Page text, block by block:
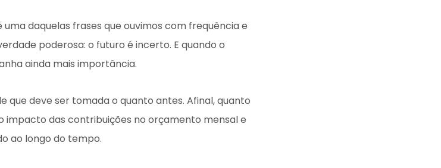
uma daquelas frases que ouvimos com frequência e
poderosa: o futuro é incerto. E quando o
ainda mais importância.
que deve ser tomada o quanto antes. Afinal, quanto
impacto das contribuições no orçamento mensal e
ao longo do tempo.